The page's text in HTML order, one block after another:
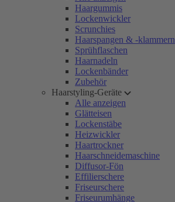
Haargummis
Lockenwickler
Scrunchies
Haarspangen & -klammern
Sprühflaschen
Haarnadeln
Lockenbänder
Zubehör
Haarstyling-Geräte
Alle anzeigen
Glätteisen
Lockenstäbe
Heizwickler
Haartrockner
Haarschneidemaschine
Diffusor-Fön
Effilierschere
Friseurschere
Friseurumhänge